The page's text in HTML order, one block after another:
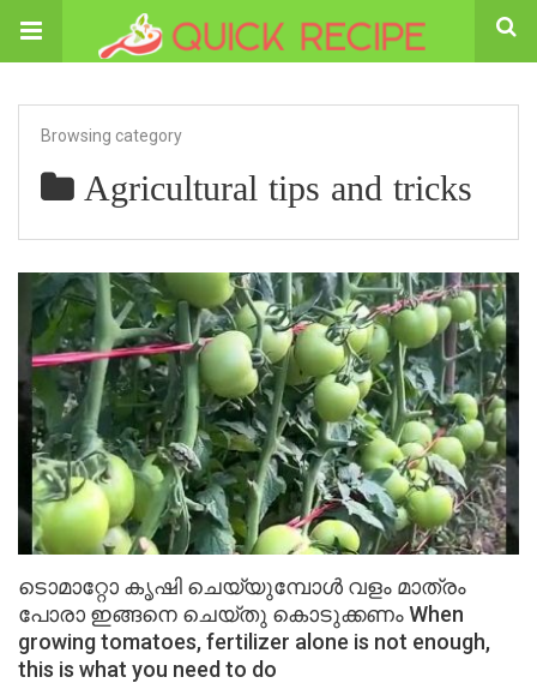
Browsing category
Agricultural tips and tricks
ടൊമാറ്റോ കൃഷി ചെയ്യുമ്പോൾ വളം മാത്രം
പോരാ ഇങ്ങനെ ചെയ്തു കൊടുക്കണം When
growing tomatoes, fertilizer alone is not enough,
this is what you need to do